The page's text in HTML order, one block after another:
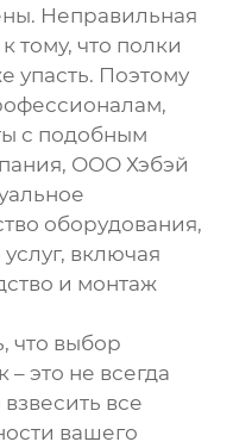
Неправильная
тому, что полки
упасть. Поэтому
с подобным
ООО Хэбэй
оборудования,
включая
и монтаж
что выбор
– это не всегда
все
вашего